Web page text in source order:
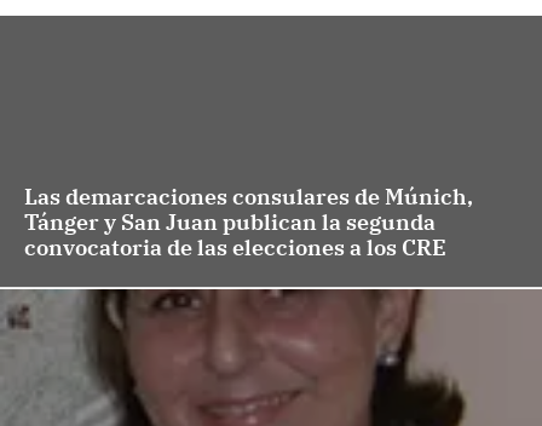
Las demarcaciones consulares de Múnich,
Tánger y San Juan publican la segunda
convocatoria de las elecciones a los CRE